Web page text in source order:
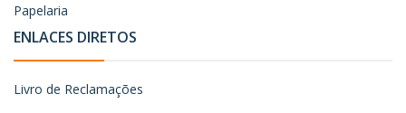
Papelaria
ENLACES DIRETOS
Livro de Reclamações